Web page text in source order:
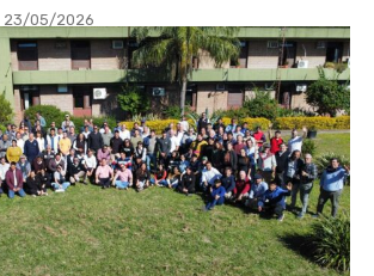
23/05/2026